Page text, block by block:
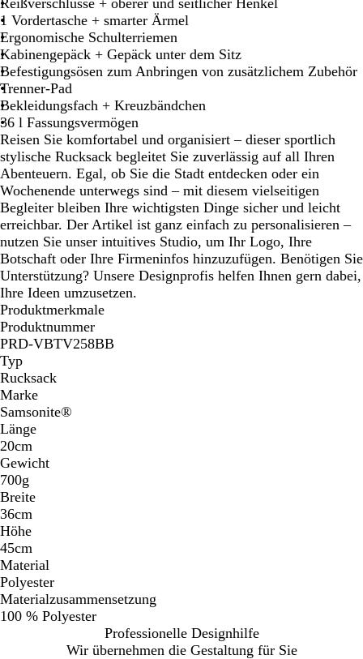
z
g
r
ü
n
g
r
ü
n
1 Vordertasche + smarter Ärmel
Ergonomische Schulterriemen
Kabinengepäck + Gepäck unter dem Sitz
Befestigungsösen zum Anbringen von zusätzlichem Zubehör
Trenner-Pad
Bekleidungsfach + Kreuzbändchen
36 l Fassungsvermögen
Reisen Sie komfortabel und organisiert – dieser sportlich
stylische Rucksack begleitet Sie zuverlässig auf all Ihren
Abenteuern. Egal, ob Sie die Stadt entdecken oder ein
Wochenende unterwegs sind – mit diesem vielseitigen
Begleiter bleiben Ihre wichtigsten Dinge sicher und leicht
erreichbar. Der Artikel ist ganz einfach zu personalisieren –
nutzen Sie unser intuitives Studio, um Ihr Logo, Ihre
Botschaft oder Ihre Firmeninfos hinzuzufügen. Benötigen Sie
Unterstützung? Unsere Designprofis helfen Ihnen gern dabei,
Ihre Ideen umzusetzen.
Produktmerkmale
Produktnummer
PRD-VBTV258BB
Typ
Rucksack
Marke
Samsonite®
Länge
20cm
Gewicht
700g
Breite
36cm
Höhe
45cm
Material
Polyester
Materialzusammensetzung
100 % Polyester
Professionelle Designhilfe
Wir übernehmen die Gestaltung für Sie